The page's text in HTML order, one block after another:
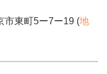
市東町5ー7ー19 (地